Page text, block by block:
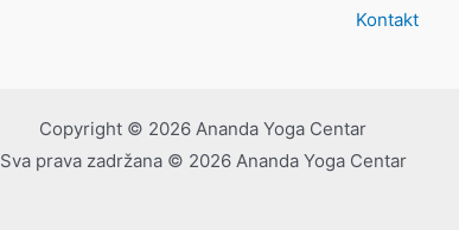
Kontakt
Copyright © 2026 Ananda Yoga Centar
Sva prava zadržana © 2026 Ananda Yoga Centar